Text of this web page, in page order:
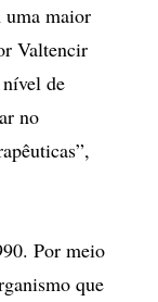
uma maior
Valtencir
de
no
Por meio
que